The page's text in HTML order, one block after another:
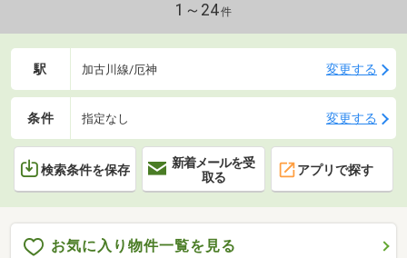
1～24件
駅 加古川線/厄神 変更する
条件 指定なし 変更する
検索条件を保存
新着メールを受
取る
アプリで探す
お気に入り物件一覧を見る